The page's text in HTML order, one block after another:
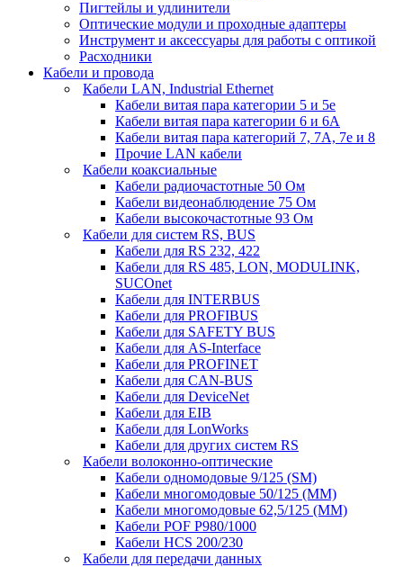
Пигтейлы и удлинители
Оптические модули и проходные адаптеры
Инструмент и аксессуары для работы с оптикой
Расходники
Кабели и провода
Кабели LAN, Industrial Ethernet
Кабели витая пара категории 5 и 5е
Кабели витая пара категории 6 и 6A
Кабели витая пара категорий 7, 7А, 7е и 8
Прочие LAN кабели
Кабели коаксиальные
Кабели радиочастотные 50 Ом
Кабели видеонаблюдение 75 Ом
Кабели высокочастотные 93 Ом
Кабели для систем RS, BUS
Кабели для RS 232, 422
Кабели для RS 485, LON, MODULINK,
SUCOnet
Кабели для INTERBUS
Кабели для PROFIBUS
Кабели для SAFETY BUS
Кабели для AS-Interface
Кабели для PROFINET
Кабели для CAN-BUS
Кабели для DeviceNet
Кабели для EIB
Кабели для LonWorks
Кабели для других систем RS
Кабели волоконно-оптические
Кабели одномодовые 9/125 (SM)
Кабели многомодовые 50/125 (ММ)
Кабели многомодовые 62,5/125 (ММ)
Кабели POF P980/1000
Кабели HCS 200/230
Кабели для передачи данных